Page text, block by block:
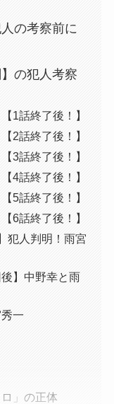
の考察前に
の犯人考察
1話終了後！】
2話終了後！】
3話終了後！】
4話終了後！】
5話終了後！】
6話終了後！】
犯人判明！雨宮
】中野幸と雨
一
」の正体